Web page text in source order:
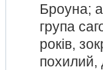
Броуна;
група
років,
похилий,